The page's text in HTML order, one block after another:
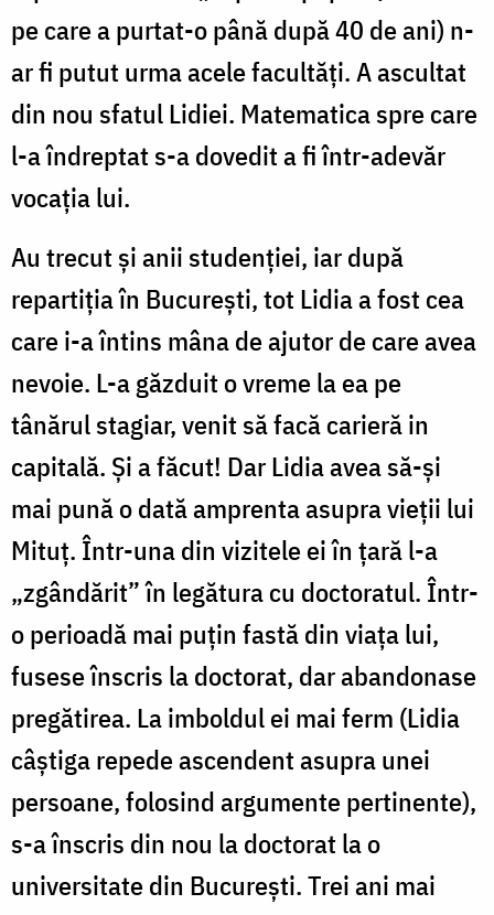
pe care a purtat-o până după 40 de ani) n-
ar fi putut urma acele facultăți. A ascultat
din nou sfatul Lidiei. Matematica spre care
l-a îndreptat s-a dovedit a fi într-adevăr
vocația lui.
Au trecut și anii studenției, iar după
repartiția în București, tot Lidia a fost cea
care i-a întins mâna de ajutor de care avea
nevoie. L-a găzduit o vreme la ea pe
tânărul stagiar, venit să facă carieră in
capitală. Și a făcut! Dar Lidia avea să-și
mai pună o dată amprenta asupra vieții lui
Mituț. Într-una din vizitele ei în țară l-a
„zgândărit” în legătura cu doctoratul. Într-
o perioadă mai puțin fastă din viața lui,
fusese înscris la doctorat, dar abandonase
pregătirea. La imboldul ei mai ferm (Lidia
câștiga repede ascendent asupra unei
persoane, folosind argumente pertinente),
s-a înscris din nou la doctorat la o
universitate din București. Trei ani mai